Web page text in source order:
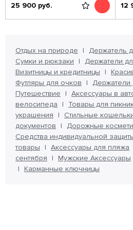
25 900 руб.
12
Отдых на природе Держатель
Сумки и рюкзаки
Держатели
Визитницы и кредитницы
Футляры для очков
Держатели
Путешествие
Аксессуары в
велосипеда
Товары для
украшения
Стильные
документов
Дорожные
Средства индивидуальной
товары
Аксессуары для пляжа
сентября
Мужские Аксессуары
Карманные ключницы